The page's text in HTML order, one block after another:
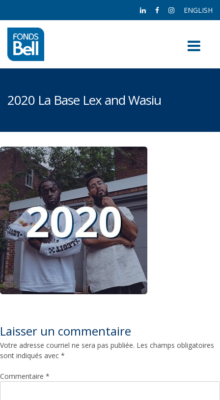
ENGLISH
2020 La Base Lex and Wasiu
Laisser un commentaire
Votre adresse courriel ne sera pas publiée. Les champs obligatoires
sont indiqués avec *
Commentaire *